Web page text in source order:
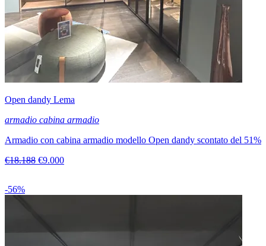
Open dandy Lema
armadio cabina armadio
Armadio con cabina armadio modello Open dandy scontato del 51%
€18.188 €9.000
-56%